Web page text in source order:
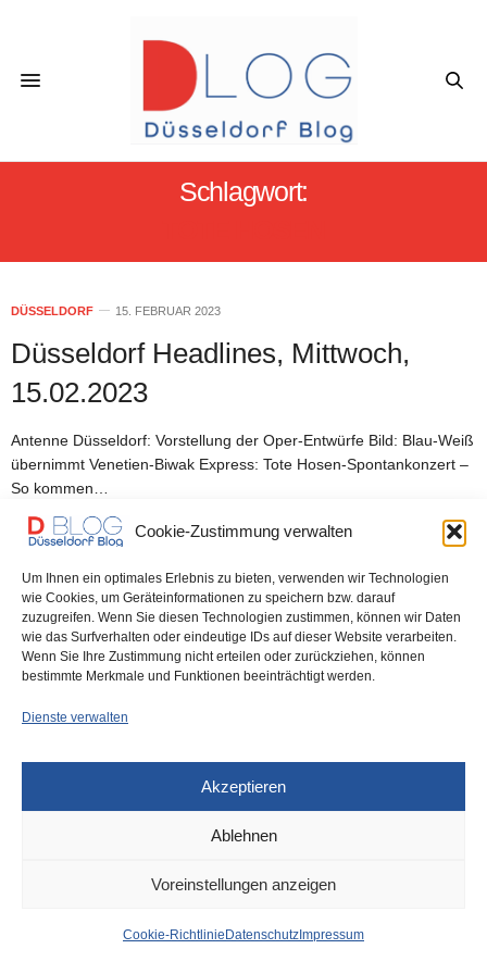
Cookie-Zustimmung verwalten
Um Ihnen ein optimales Erlebnis zu bieten, verwenden wir Technologien
wie Cookies, um Geräteinformationen zu speichern bzw. darauf
zuzugreifen. Wenn Sie diesen Technologien zustimmen, können wir Daten
wie das Surfverhalten oder eindeutige IDs auf dieser Website verarbeiten.
Wenn Sie Ihre Zustimmung nicht erteilen oder zurückziehen, können
bestimmte Merkmale und Funktionen beeinträchtigt werden.
Dienste verwalten
Akzeptieren
Ablehnen
Voreinstellungen anzeigen
Cookie-Richtlinie Datenschutz Impressum
Schlagwort:
DÜSSELDORF 15. FEBRUAR 2023
Düsseldorf Headlines, Mittwoch,
15.02.2023
Antenne Düsseldorf: Vorstellung der Oper-Entwürfe Bild: Blau-Weiß
übernimmt Venetien-Biwak Express: Tote Hosen-Spontankonzert –
So kommen…
0 SHARES
IMPRESSUM DATENSCHUTZ COOKIE-RICHTLINIE (EU)